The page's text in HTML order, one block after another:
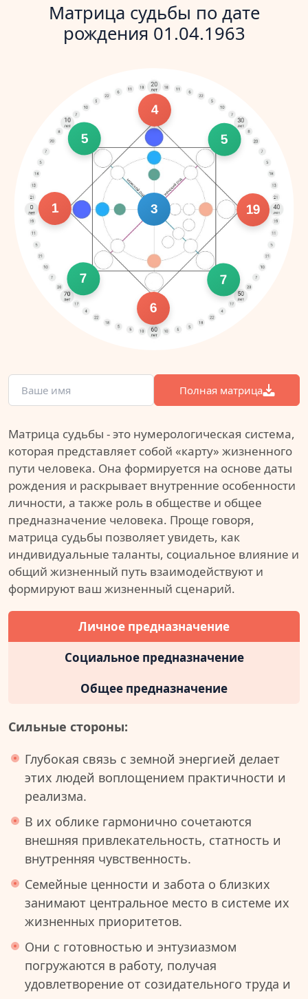
Матрица судьбы по дате
рождения 01.04.1963
1
4
19
6
5 5
7
7
3
Полная матрица
Матрица судьбы - это нумерологическая система,
которая представляет собой «карту» жизненного
пути человека. Она формируется на основе даты
рождения и раскрывает внутренние особенности
личности, а также роль в обществе и общее
предназначение человека. Проще говоря,
матрица судьбы позволяет увидеть, как
индивидуальные таланты, социальное влияние и
общий жизненный путь взаимодействуют и
формируют ваш жизненный сценарий.
Личное предназначение
Социальное предназначение
Общее предназначение
Сильные стороны:
Глубокая связь с земной энергией делает
этих людей воплощением практичности и
реализма.
В их облике гармонично сочетаются
внешняя привлекательность, статность и
внутренняя чувственность.
Семейные ценности и забота о близких
занимают центральное место в системе их
жизненных приоритетов.
Они с готовностью и энтузиазмом
погружаются в работу, получая
удовлетворение от созидательного труда и